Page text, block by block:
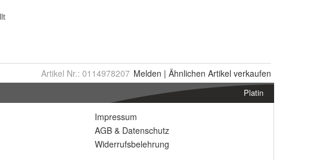
Artikel Nr.: 0114978207 Melden | Ähnlichen Artikel verkaufen
Platin
Impressum
AGB & Datenschutz
Widerrufsbelehrung